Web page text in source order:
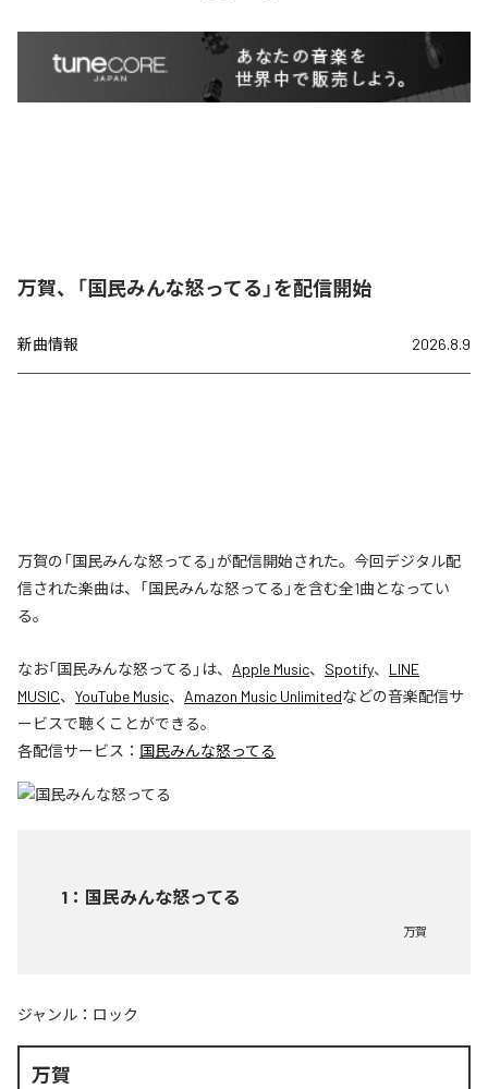
万賀、「国民みんな怒ってる」を配信開始
新曲情報 2026.8.9
万賀の「国民みんな怒ってる」が配信開始された。今回デジタル配
信された楽曲は、「国民みんな怒ってる」を含む全1曲となってい
る。
なお「国民みんな怒ってる 」は、 Apple Music、 Spotify、 LINE
MUSIC、 YouTube Music、 Amazon Music Unlimitedなどの音楽配信サ
ービスで聴くことができる。
各配信サービス： 国民みんな怒ってる
1 ： 国民みんな怒ってる
万賀
ジャンル： ロック
万賀